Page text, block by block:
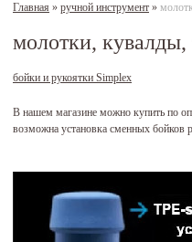
Главная » ручной инструмент »
молотки,
бойки и рукоятки Simplex
В нашем магазине можно купить по
возможна установка сменных бойков